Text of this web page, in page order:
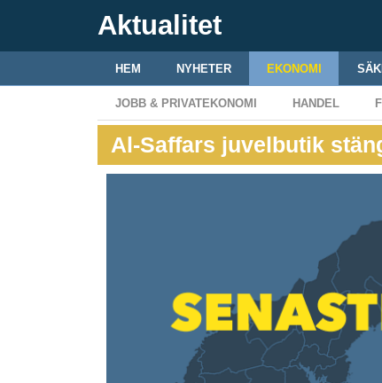
Aktualitet
HEM NYHETER EKONOMI
JOBB & PRIVATEKONOMI HANDEL
Al-Saffars juvelbutik